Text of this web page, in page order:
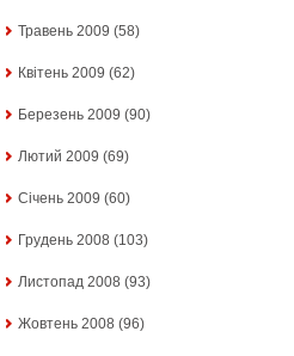
Травень 2009 (58)
Квітень 2009 (62)
Березень 2009 (90)
Лютий 2009 (69)
Січень 2009 (60)
Грудень 2008 (103)
Листопад 2008 (93)
Жовтень 2008 (96)